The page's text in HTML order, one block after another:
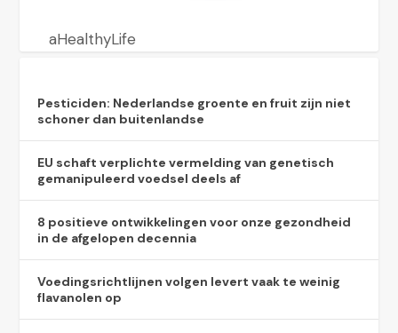
aHealthyLife
Pesticiden: Nederlandse groente en fruit zijn niet
schoner dan buitenlandse
EU schaft verplichte vermelding van genetisch
gemanipuleerd voedsel deels af
8 positieve ontwikkelingen voor onze gezondheid
in de afgelopen decennia
Voedingsrichtlijnen volgen levert vaak te weinig
flavanolen op